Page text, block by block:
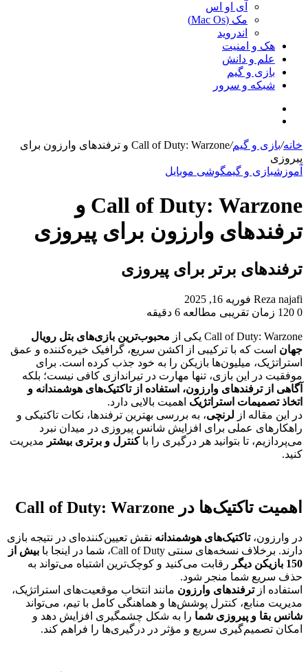
آی او اس
مک (Mac Os)
اندروید
هک و امنیت
علم و دانش
بازی و گیم
شبکه و سرور
خانه/بازی و گیم/
Call of Duty: Warzone و ترفندهای وارزون برای
پیروزی
آموزشبازی و گیمگوشی موبایل
Call of Duty: Warzone و
ترفندهای وارزون برای پیروزی
ترفندهای برتر برای پیروزی
Reza najafi ارسال
به
فوریه 16, 2025
0
زمان تقریبی مطالعه 6 دقیقه
Call of Duty: Warzone یکی از
محبوب‌ترین بازی‌های بتل رویال
جهان است که با ترکیبی از اکشن سریع، گرافیک خیره‌کننده و عمق
استراتژیک، میلیون‌ها بازیکن را به خود جذب کرده است. برای
موفقیت در این بازی، تنها مهارت در تیراندازی کافی نیست؛ بلکه
آگاهی از ترفندهای وارزون، استفاده از تاکتیک‌های هوشمندانه و
اتخاذ تصمیمات استراتژیک اهمیت بالایی دارد.
در این مقاله از لرنچی، به بررسی بهترین ترفندها، نکات تاکتیکی و
راهکارهای عملی برای افزایش شانس پیروزی در میدان نبرد
می‌پردازیم، تا بتوانید هر درگیری را باکنترل و برتری بیشتر مدیریت
کنید.
اهمیت تاکتیک‌ها در Call of Duty: Warzone
در وارزون،تاکتیک‌های هوشمندانه نقش تعیین‌کننده‌ای در نتیجه بازی
دارند. برخلاف نسخه‌های سنتی Call of Duty، شما در اینجا با
بیش از
150 بازیکن دیگر
رقابت می‌کنید و کوچک‌ترین اشتباه می‌تواند به
حذف سریع شما منجر شود.
استفاده ازترفندهای وارزون مانند انتخاب موقعیت‌های استراتژیک،
مدیریت منابع، کنترل پوشش‌ها و هماهنگی کامل با تیم، می‌تواند
شانس بقا و پیروزی شما را به شکل چشمگیری افزایش دهد و
امکان تصمیم‌گیری سریع و مؤثر در درگیری‌ها را فراهم کند.